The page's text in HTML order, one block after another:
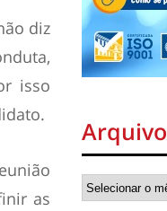
diz
isso
as
Arquivo